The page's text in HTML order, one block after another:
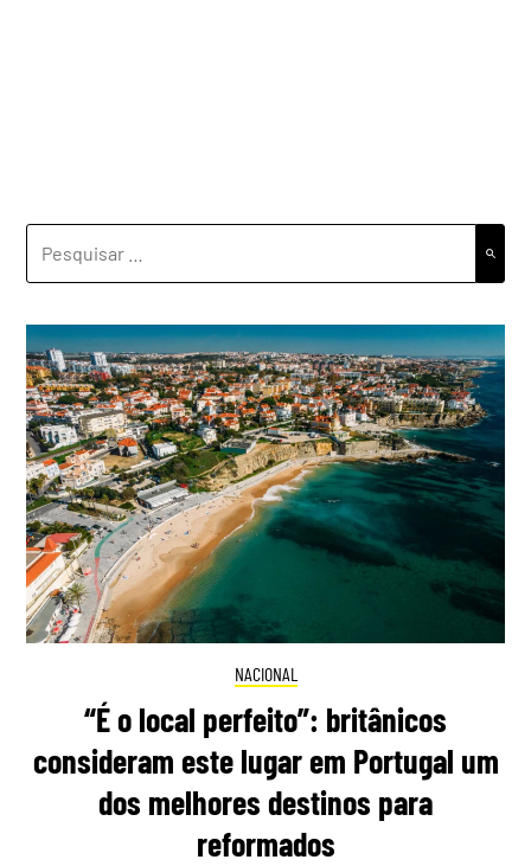
NACIONAL
“É o local perfeito”: britânicos
consideram este lugar em Portugal um
dos melhores destinos para
reformados